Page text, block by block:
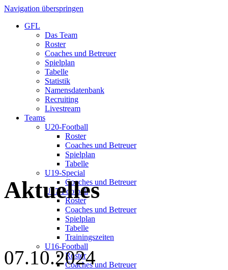
Navigation überspringen
GFL
Das Team
Roster
Coaches und Betreuer
Spielplan
Tabelle
Statistik
Namensdatenbank
Recruiting
Livestream
Teams
U20-Football
Roster
Coaches und Betreuer
Spielplan
Tabelle
U19-Special
Coaches und Betreuer
U17-Football
Roster
Coaches und Betreuer
Spielplan
Tabelle
Trainingszeiten
U16-Football
Roster
Coaches und Betreuer
Aktuelles
07.10.2024